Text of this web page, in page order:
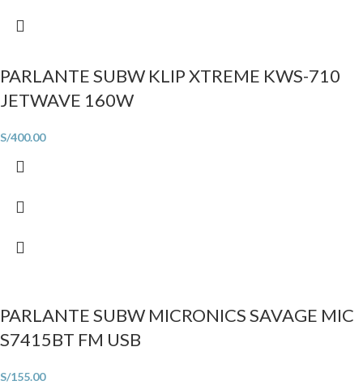
PARLANTE SUBW KLIP XTREME KWS-710
JETWAVE 160W
S/400.00
PARLANTE SUBW MICRONICS SAVAGE MIC
S7415BT FM USB
S/155.00